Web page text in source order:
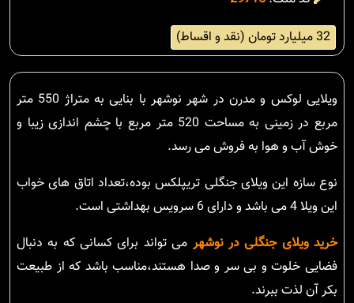
32 میلیارد تومان (نقد و اقساط)
ویلایی لوکس و مدرن در شهر نوشهر با بنایی به متراژ 550 متر
مربع در زمینی به مساحت 520 متر مربع با چشم اندازی زیبا و
خوش آب و هوا به فروش می رسد.
نوع سازه این ویلای جنگلی تریپلکس بوده،تعداد اتاق های خواب
این ویلا 4 می باشد و دارای 6 سرویس بهداشتی است.
خرید ویلای جنگلی در نوشهر می تواند برای کسانی که به دنبال
فضایی خلوت و بی سر و صدا هستند،مناسب باشد که از طبیعت
بکر آن لذت ببرند.